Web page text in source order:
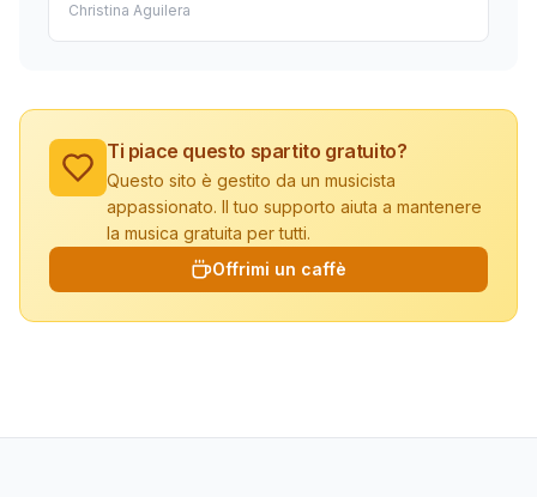
Christina Aguilera
Ti piace questo spartito gratuito?
Questo sito è gestito da un musicista
appassionato. Il tuo supporto aiuta a mantenere
la musica gratuita per tutti.
Offrimi un caffè